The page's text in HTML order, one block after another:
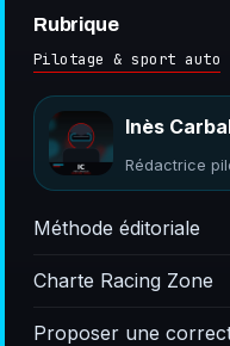
Rubrique
Pilotage & sport auto
Inès
Rédactrice
Méthode éditoriale
Charte Racing Zone
Proposer une